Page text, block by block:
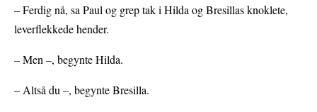
– Ferdig nå, sa Paul og grep tak i Hilda og Bresillas knoklete,
leverflekkede hender.
– Men –, begynte Hilda.
– Altså du –, begynte Bresilla.